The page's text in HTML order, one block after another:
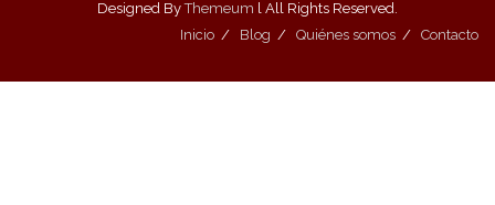
Designed ByThemeum l All Rights Reserved.
Inicio
Blog Quiénes somos Contacto